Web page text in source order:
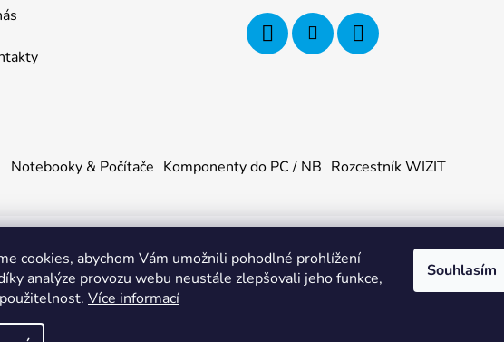
cookies, abychom Vám umožnili pohodlné prohlížení
analýze provozu webu neustále zlepšovali jeho funkce,
Více informací
Souhlasím
Notebooky & Počítače Komponenty do PC / NB Rozcestník WIZIT
. Všechna práva vyhrazena.|Obchodní podmínky|Ochrana osobních
DIČ: CZ88355144, se sídlem Adámkova 1448, 53901 Hlinsko.